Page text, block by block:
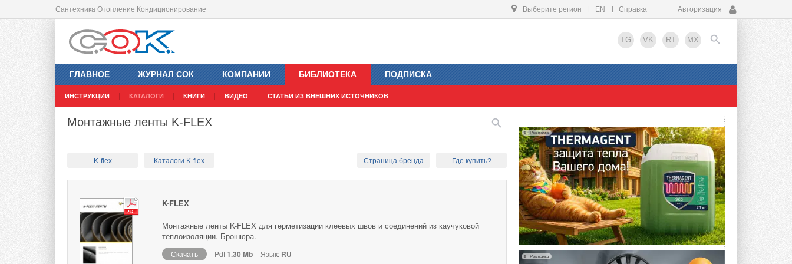
Сантехника Отопление Кондиционирование Выберите регион EN Справка Авторизация
TG VK RT MX
ГЛАВНОЕ ЖУРНАЛ СОК КОМПАНИИ БИБЛИОТЕКА
ИНСТРУКЦИИ КАТАЛОГИ КНИГИ ВИДЕО СТАТЬИ ИЗ ВНЕШНИХ ИСТОЧНИКОВ
ПОДПИСКА
EN
Монтажные ленты K-FLEX
K-flex Каталоги K-flex Страница бренда Где купить?
K-FLEX
Монтажные ленты K-FLEX для герметизации клеевых швов и соединений из каучуковой
теплоизоляции. Брошюра.
Скачать Pdf1.30 Mb Язык: RU
Реклама
Реклама